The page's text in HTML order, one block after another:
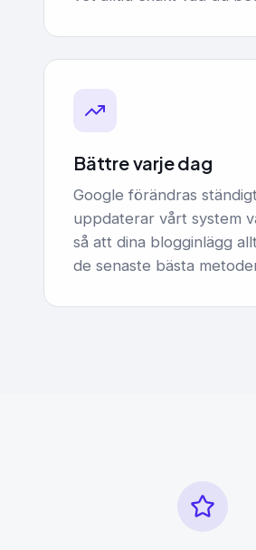
Bättre varje dag
Google förändras
uppdaterar vårt system
så att dina blogginlägg
de senaste bästa